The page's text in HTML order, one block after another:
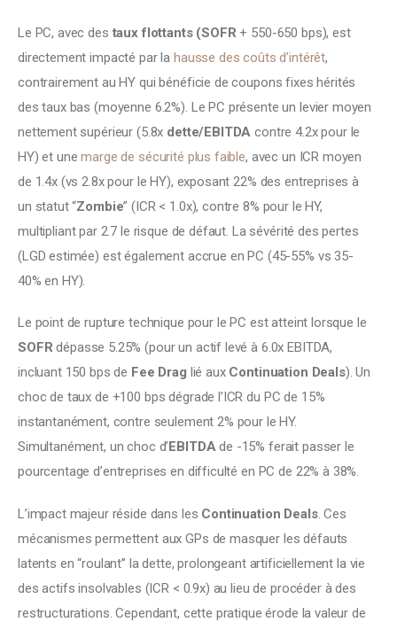
Le PC, avec des taux flottants (SOFR + 550-650 bps), est
directement impacté par la hausse des coûts d’intérêt,
contrairement au HY qui bénéficie de coupons fixes hérités
des taux bas (moyenne 6.2%). Le PC présente un levier moyen
nettement supérieur (5.8x dette/EBITDA contre 4.2x pour le
HY) et une marge de sécurité plus faible, avec un ICR moyen
de 1.4x (vs 2.8x pour le HY), exposant 22% des entreprises à
un statut “Zombie” (ICR < 1.0x), contre 8% pour le HY,
multipliant par 2.7 le risque de défaut. La sévérité des pertes
(LGD estimée) est également accrue en PC (45-55% vs 35-
40% en HY).
Le point de rupture technique pour le PC est atteint lorsque le
SOFR dépasse 5.25% (pour un actif levé à 6.0x EBITDA,
incluant 150 bps de Fee Drag lié aux Continuation Deals). Un
choc de taux de +100 bps dégrade l’ICR du PC de 15%
instantanément, contre seulement 2% pour le HY.
Simultanément, un choc d’ EBITDA de -15% ferait passer le
pourcentage d’entreprises en difficulté en PC de 22% à 38%.
L’impact majeur réside dans les Continuation Deals. Ces
mécanismes permettent aux GPs de masquer les défauts
latents en “roulant” la dette, prolongeant artificiellement la vie
des actifs insolvables (ICR < 0.9x) au lieu de procéder à des
restructurations. Cependant, cette pratique érode la valeur de